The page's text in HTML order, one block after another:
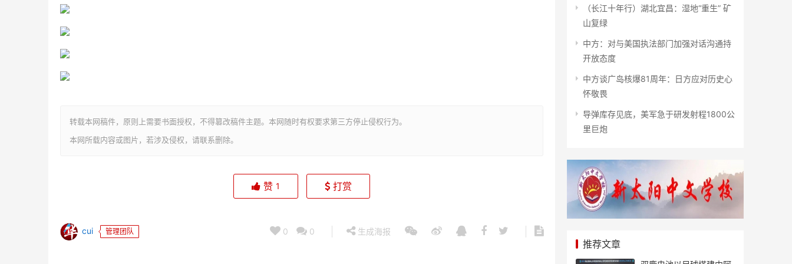
转载本网稿件，原则上需要书面授权，不得篡改稿件主题。本网随时有权要求第三方停止侵权行为。
本网所载内容或图片，若涉及侵权，请联系删除。
赞 1 打赏
cui 管理团队 0 0 生成海报
（长江十年行）湖北宜昌：湿地“重生” 矿
山复绿
中方：对与美国执法部门加强对话沟通持
开放态度
中方谈广岛核爆81周年：日方应对历史心
怀敬畏
导弹库存见底，美军急于研发射程1800公
里巨炮
推荐文章